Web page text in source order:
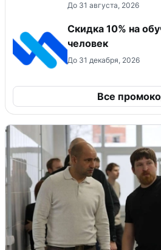
До 31 августа, 2026
Скидка 10% на
человек
До 31 декабря, 2026
Все